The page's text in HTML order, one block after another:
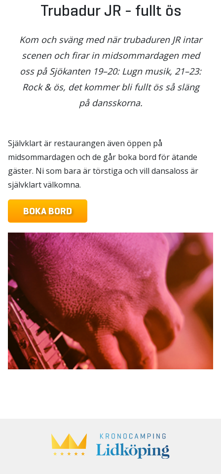
Trubadur JR - fullt ös
Kom och sväng med när trubaduren JR intar
scenen och firar in midsommardagen med
oss på Sjökanten 19–20: Lugn musik, 21–23:
Rock & ös, det kommer bli fullt ös så släng
på dansskorna.
Självklart är restaurangen även öppen på
midsommardagen och de går boka bord för ätande
gäster. Ni som bara är törstiga och vill dansaloss är
självklart välkomna.
BOKA BORD